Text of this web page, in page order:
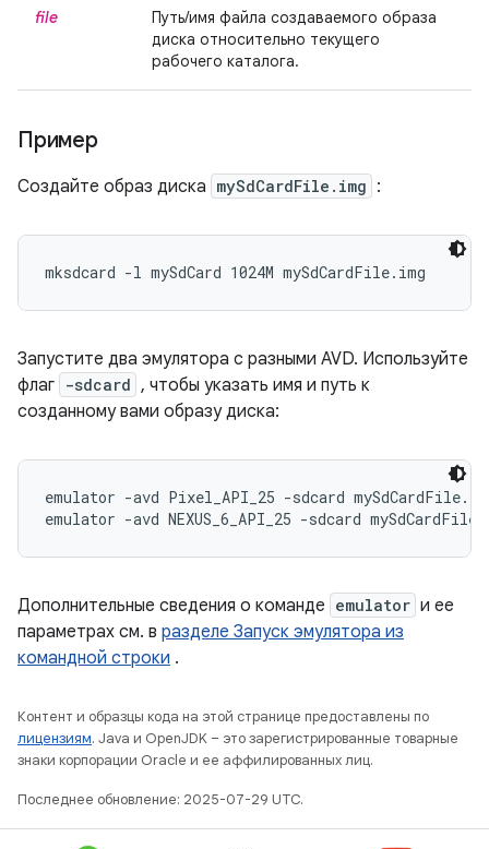
file
Путь/имя файла создаваемого образа
диска относительно текущего
рабочего каталога.
Пример
Создайте образ диска mySdCardFile.img :
mksdcard -l mySdCard 1024M mySdCardFile.img
Запустите два эмулятора с разными AVD. Используйте
флаг -sdcard , чтобы указать имя и путь к
созданному вами образу диска:
emulator -avd Pixel_API_25 -sdcard
Дополнительные сведения о команде emulator и ее
параметрах см. в разделе Запуск эмулятора из
командной строки .
Контент и образцы кода на этой странице предоставлены по
лицензиям. Java и OpenJDK – это зарегистрированные товарные
знаки корпорации Oracle и ее аффилированных лиц.
Последнее обновление: 2025-07-29 UTC.